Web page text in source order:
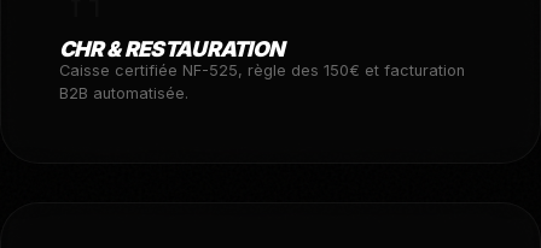
CHR & RESTAURATION
Caisse certifiée NF-525, règle des 150€ et facturation
B2B automatisée.